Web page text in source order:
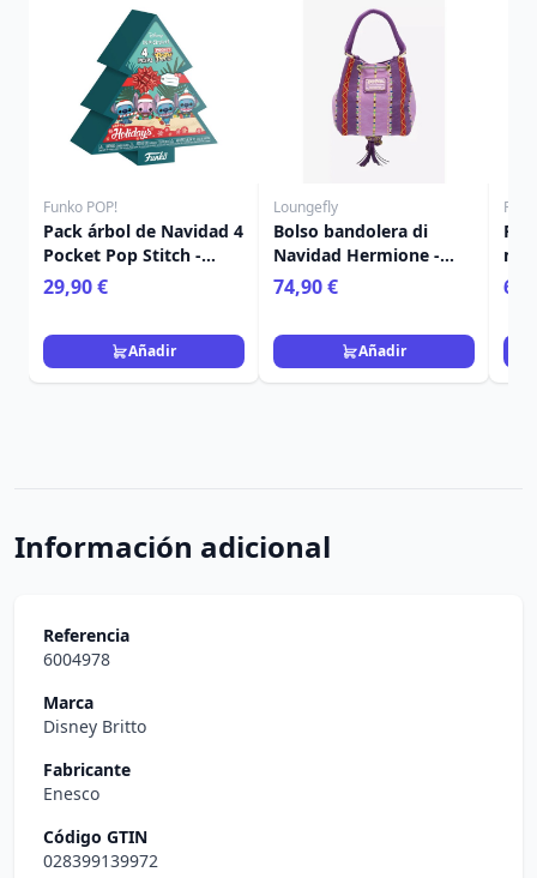
Funko POP!
Pack árbol de Navidad 4
Pocket Pop Stitch -
Disney Lilo & Stitch
29,90 €
Añadir
Loungefly
Bolso bandolera di
Navidad Hermione -
Loungefly Harry Potter
74,90 €
Añadir
Información adicional
Referencia
6004978
Marca
Disney Britto
Fabricante
Enesco
Código GTIN
028399139972